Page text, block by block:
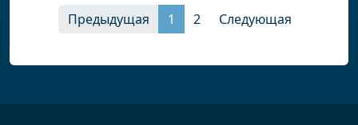
Предыдущая 1 2 Следующая